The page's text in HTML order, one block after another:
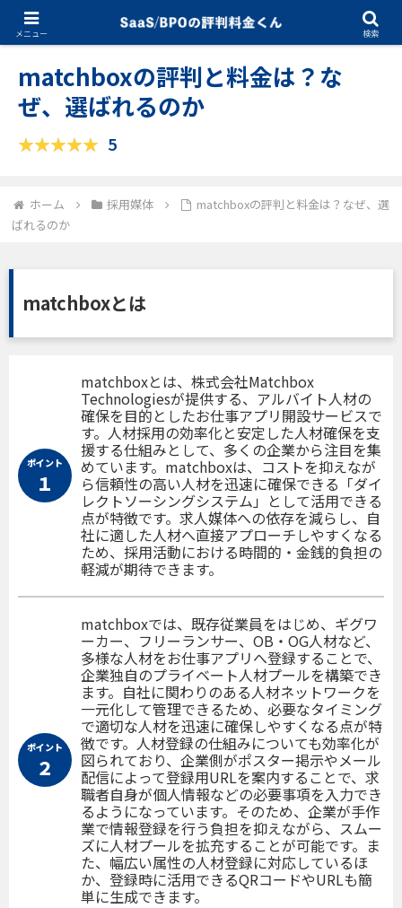
採用媒体 05.25.2026
matchboxの評判と料金は？な
ぜ、選ばれるのか
5
ホーム 採用媒体
matchboxの評判と料金は？なぜ、選
ばれるのか
matchboxとは
ポイント
１
matchboxとは、株式会社Matchbox
Technologiesが提供する、アルバイト人材の
確保を目的としたお仕事アプリ開設サービスで
す。人材採用の効率化と安定した人材確保を支
援する仕組みとして、多くの企業から注目を集
めています。matchboxは、コストを抑えなが
ら信頼性の高い人材を迅速に確保できる「ダイ
レクトソーシングシステム」として活用できる
点が特徴です。求人媒体への依存を減らし、自
社に適した人材へ直接アプローチしやすくなる
ため、採用活動における時間的・金銭的負担の
軽減が期待できます。
ポイント
２
matchboxでは、既存従業員をはじめ、ギグワ
ーカー、フリーランサー、OB・OG人材など、
多様な人材をお仕事アプリへ登録することで、
企業独自のプライベート人材プールを構築でき
ます。自社に関わりのある人材ネットワークを
一元化して管理できるため、必要なタイミング
で適切な人材を迅速に確保しやすくなる点が特
徴です。人材登録の仕組みについても効率化が
図られており、企業側がポスター掲示やメール
配信によって登録用URLを案内することで、求
職者自身が個人情報などの必要事項を入力でき
るようになっています。そのため、企業が手作
業で情報登録を行う負担を抑えながら、スムー
ズに人材プールを拡充することが可能です。ま
た、幅広い属性の人材登録に対応しているほ
か、登録時に活用できるQRコードやURLも簡
単に生成できます。
メニュー 検索